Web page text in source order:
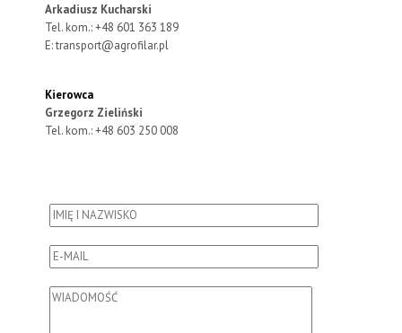
Arkadiusz Kucharski
Tel. kom.: +48 601 363 189
E:transport@agrofilar.pl
Kierowca
Grzegorz Zieliński
Tel. kom.: +48 603 250 008